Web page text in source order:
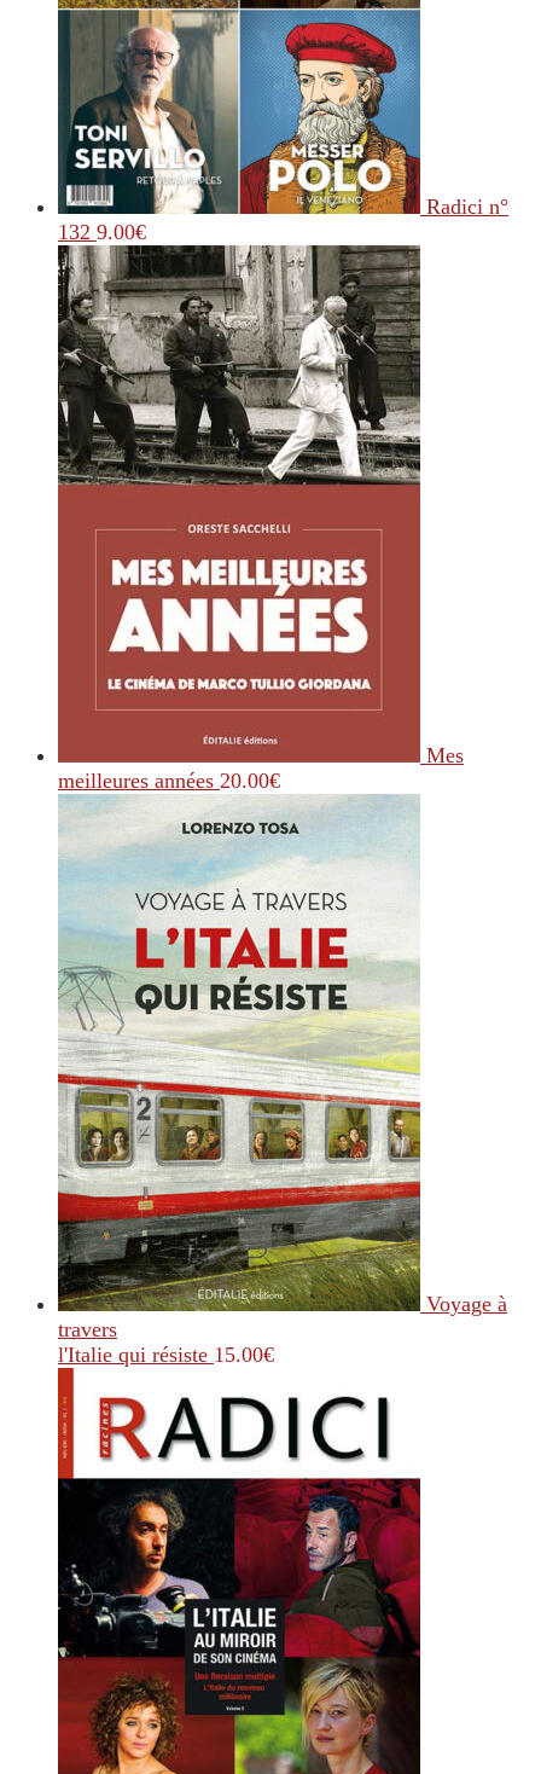
Radici n°
132 9.00€
Mes
meilleures années 20.00€
Voyage à
travers
l'Italie qui résiste 15.00€